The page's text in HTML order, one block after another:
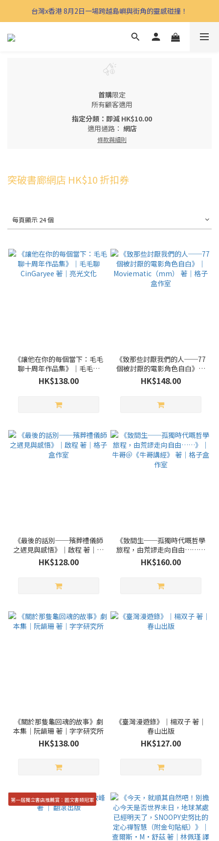
台灣x香港 8月2日一場跨越島嶼與街角的靈感碰撞！
首購限定
所有顧客適用
指定分類：即減 HK$10.00
適用通路： 網店
條款與細則
突破書廊網店 HK$10 折扣券
每頁顯示 24 個
《讓他在你的每個當下：毛毛
聊十周年作品集》｜毛毛聊
CinGaryee 著｜亮光文化
HK$138.00
《致那些討厭我們的人──77
個被討厭的電影角色自白》｜
Moviematic（mm） 著｜格
子盒作室
HK$148.00
《最後的話別──殯葬禮儀師
之遇見與感悟》｜啟程 著｜格
子盒作室
HK$128.00
《致間生──孤獨時代嘅哲學
旅程，由荒謬走向自由……》
｜牛哥＠《牛哥講經》 著｜格
子盒作室
HK$160.00
《關於那隻龜回魂的故事》劇
本集｜阮韻珊 著｜字字研究所
HK$138.00
《臺灣漫遊錄》｜楊双子 著｜
春山出版
HK$127.00
第一屆獨立書店推薦賞：圖文書類冠軍